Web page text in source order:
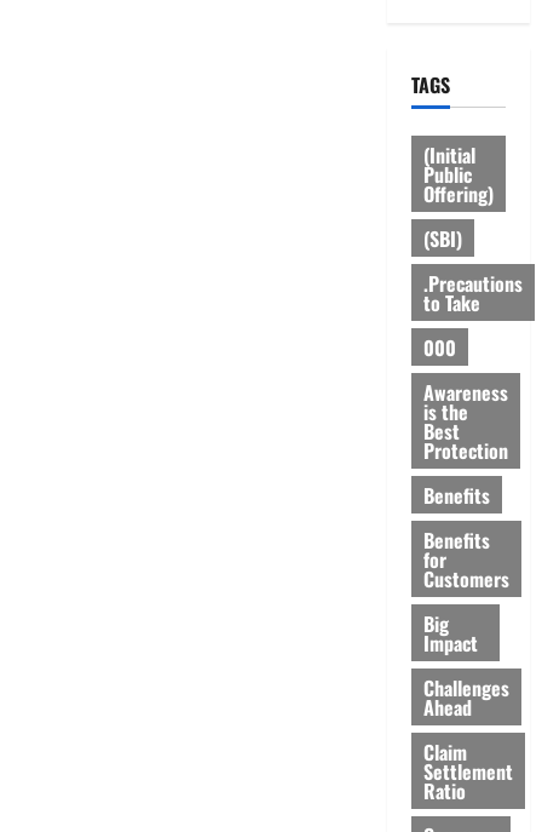
TAGS
(Initial
Public
Offering)
(SBI)
.Precautions
to Take
000
Awareness
is the
Best
Protection
Benefits
Benefits
for
Customers
Big
Impact
Challenges
Ahead
Claim
Settlement
Ratio